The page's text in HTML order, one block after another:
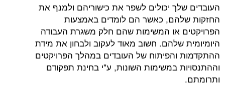
העובדים שלך יכולים לשפר את כישוריהם ולמנף את
החזקות שלהם, כאשר הם לומדים באמצעות
הפרויקטים או המשימות שהם חלק משגרת העבודה
היומיומית שלהם. חשוב מאוד לעקוב ולבחון את מידת
ההתקדמות והפיתוח של העובדים במהלך הפרויקטים
וההתנסויות במשימות השונות, ע"י בחינת תפקודם
ותרומתם.